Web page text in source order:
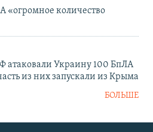
«огромное количество
атаковали Украину 100 БпЛА
из них запускали из Крыма
БОЛЬШЕ